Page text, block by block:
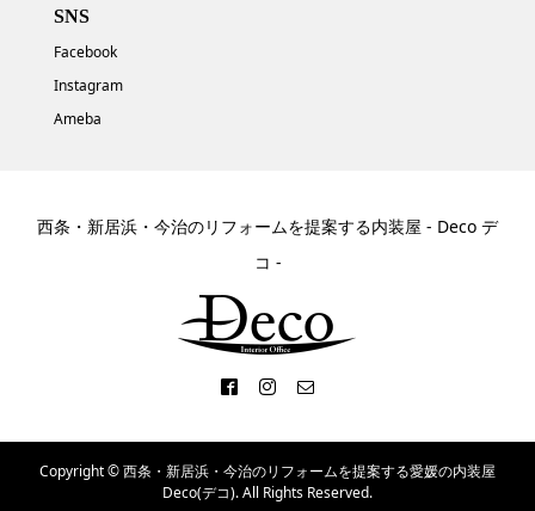
SNS
Facebook
Instagram
Ameba
西条・新居浜・今治のリフォームを提案する内装屋 - Deco デ
コ -
Copyright ©西条・新居浜・今治のリフォームを提案する愛媛の内装屋
Deco(デコ). All Rights Reserved.